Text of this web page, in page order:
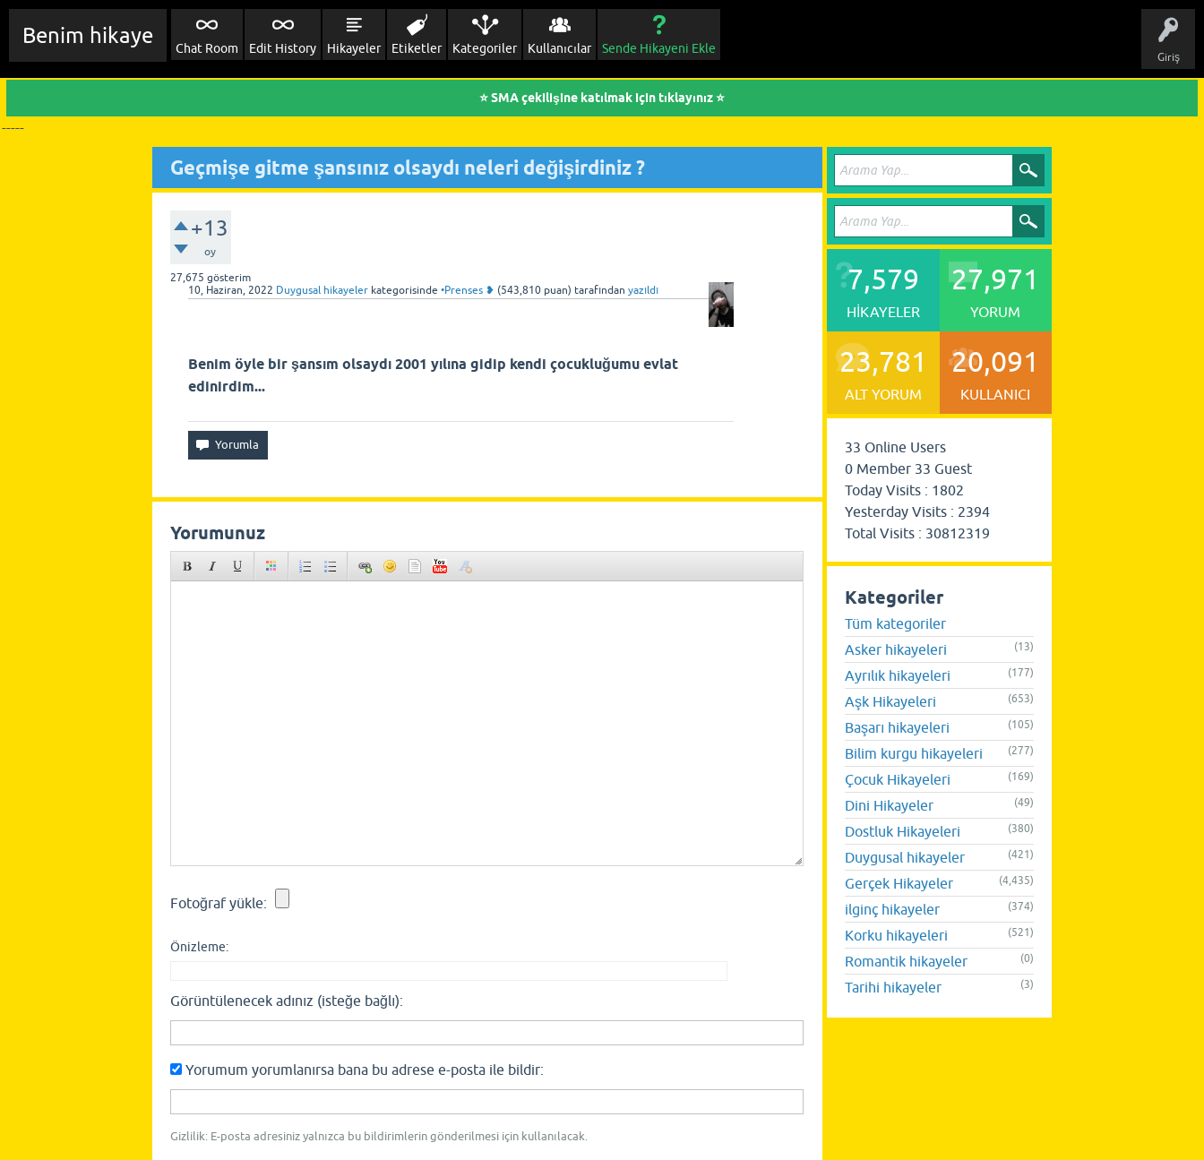
Giriş
Benim hikaye
Chat Room Edit History Hikayeler Etiketler Kategoriler Kullanıcılar Sende Hikayeni Ekle
⭐ SMA çekilişine katılmak için tıklayınız ⭐
-----
Geçmişe gitme şansınız olsaydı neleri değişirdiniz ?
+13
oy
27,675 gösterim
10, Haziran, 2022 Duygusal hikayeler kategorisinde •Prenses ❥ (543,810 puan) tarafından yazıldı
Benim öyle bir şansım olsaydı 2001 yılına gidip kendi çocukluğumu evlat
edinirdim...
Yorumunuz
Fotoğraf yükle:
Önizleme:
Görüntülenecek adınız (isteğe bağlı):
Yorumum yorumlanırsa bana bu adrese e-posta ile bildir:
Gizlilik: E-posta adresiniz yalnızca bu bildirimlerin gönderilmesi için kullanılacak.
7,579
HIKAYELER
27,971
YORUM
23,781
ALT YORUM
20,091
KULLANICI
33 Online Users
0 Member 33 Guest
Today Visits : 1802
Yesterday Visits : 2394
Total Visits : 30812319
Kategoriler
Tüm kategoriler
Asker hikayeleri
(13)
Ayrılık hikayeleri (177)
Aşk Hikayeleri (653)
Başarı hikayeleri (105)
Bilim kurgu hikayeleri (277)
Çocuk Hikayeleri (169)
Dini Hikayeler (49)
Dostluk Hikayeleri (380)
Duygusal hikayeler (421)
Gerçek Hikayeler (4,435)
ilginç hikayeler (374)
Korku hikayeleri (521)
Romantik hikayeler (0)
Tarihi hikayeler (3)